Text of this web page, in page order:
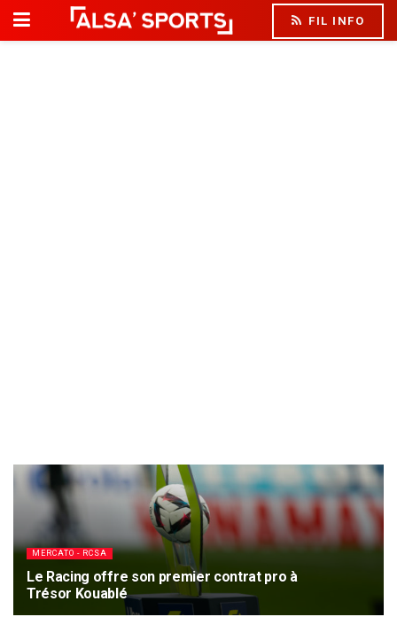
FIL INFO
MERCATO - RCSA
Le Racing offre son premier contrat pro à
Trésor Kouablé